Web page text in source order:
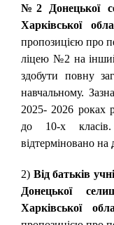
№2Донецької
Харківської
пропозицією про
ліцею №2 на
здобути повну
навчальному.
2025- 2026 роках
до 10-х
відтерміновано на
2) Від батьків
Донецької
Харківської